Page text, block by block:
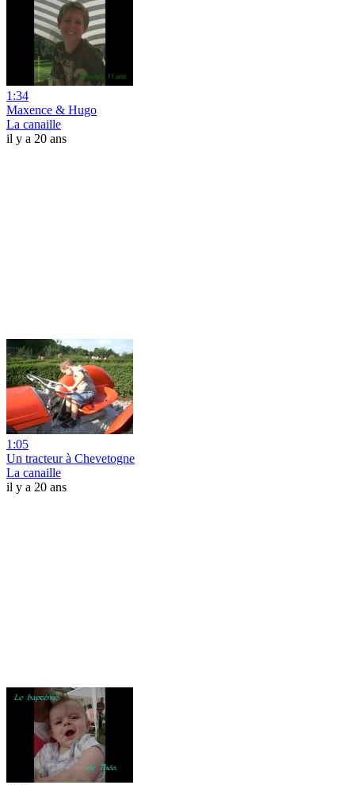
1:34
Maxence & Hugo
La canaille
il y a 20 ans
1:05
Un tracteur à Chevetogne
La canaille
il y a 20 ans